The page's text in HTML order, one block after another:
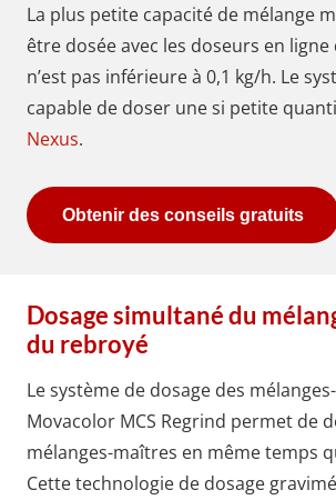
La plus petite capacité de mélange
être dosée avec les doseurs en
n’est pas inférieure à 0,1 kg/h. Le
capable de doser une si petite
Nexus.
Obtenir des conseils gratuits
Dosage simultané du
du rebroyé
Le système de dosage des
Movacolor MCS Regrind permet de
mélanges-maîtres en même temps
Cette technologie de dosage